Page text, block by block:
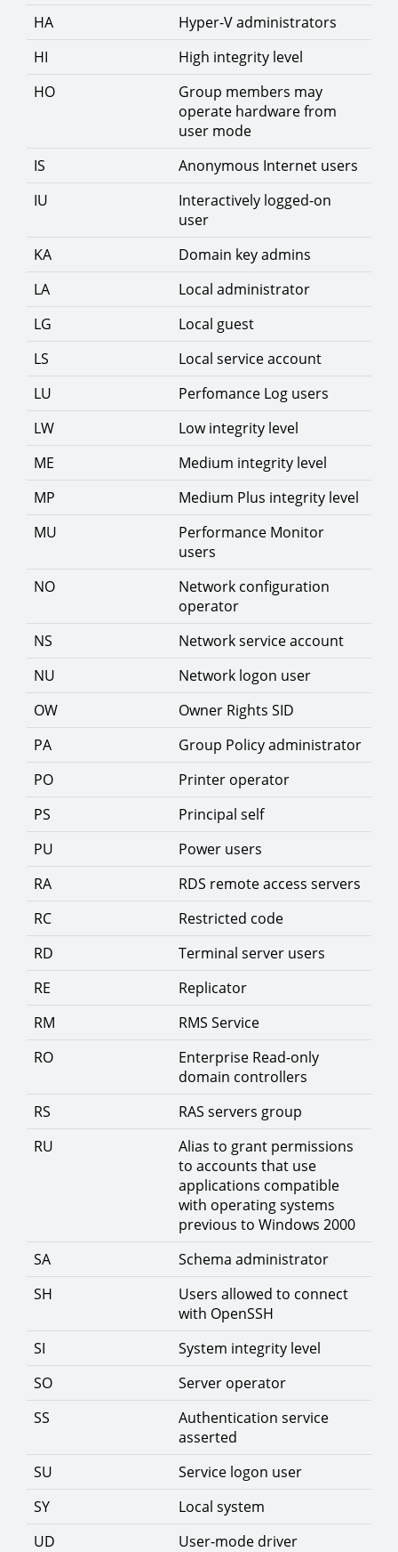
HA
Hyper-V administrators
HI
High integrity level
HO
Group members may
operate hardware from
user mode
IS
Anonymous Internet users
IU
Interactively logged-on
user
KA
Domain key admins
LA
Local administrator
LG
Local guest
LS
Local service account
LU
Perfomance Log users
LW
Low integrity level
ME
Medium integrity level
MP
Medium Plus integrity level
MU
Performance Monitor
users
NO
Network configuration
operator
NS
Network service account
NU
Network logon user
OW
Owner Rights SID
PA
Group Policy administrator
PO
Printer operator
PS
Principal self
PU
Power users
RA
RDS remote access servers
RC
Restricted code
RD
Terminal server users
RE
Replicator
RM
RMS Service
RO
Enterprise Read-only
domain controllers
RS
RAS servers group
RU
Alias to grant permissions
to accounts that use
applications compatible
with operating systems
previous to Windows 2000
SA
Schema administrator
SH
Users allowed to connect
with OpenSSH
SI
System integrity level
SO
Server operator
SS
Authentication service
asserted
SU
Service logon user
SY
Local system
UD
User-mode driver